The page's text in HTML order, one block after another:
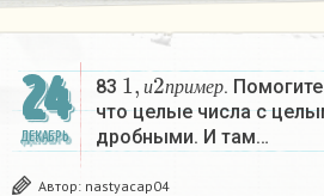
24
ДЕКАБРЬ
83 и п р име р
1,и2п ример
.
что целые числа с
дробными. И там…
Автор: nastyacap04